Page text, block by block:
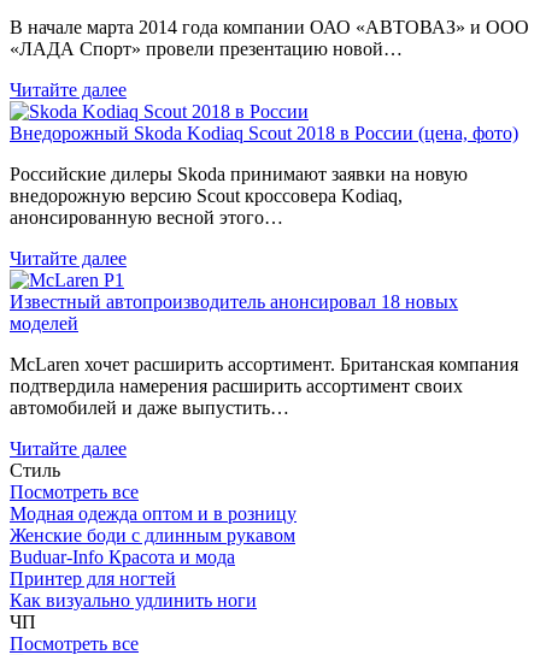
В начале марта 2014 года компании ОАО «АВТОВАЗ» и ООО
«ЛАДА Спорт» провели презентацию новой…
Читайте далее
Внедорожный Skoda Kodiaq Scout 2018 в России (цена, фото)
Российские дилеры Skoda принимают заявки на новую
внедорожную версию Scout кроссовера Kodiaq,
анонсированную весной этого…
Читайте далее
Известный автопроизводитель анонсировал 18 новых
моделей
McLaren хочет расширить ассортимент. Британская компания
подтвердила намерения расширить ассортимент своих
автомобилей и даже выпустить…
Читайте далее
Стиль
Посмотреть все
Модная одежда оптом и в розницу
Женские боди с длинным рукавом
Buduar-Info Красота и мода
Принтер для ногтей
Как визуально удлинить ноги
ЧП
Посмотреть все